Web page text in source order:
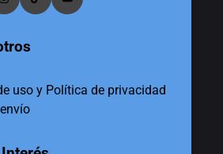
uso y Política de privacidad